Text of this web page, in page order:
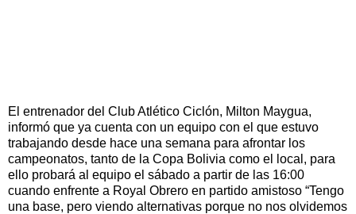
El entrenador del Club Atlético Ciclón, Milton Maygua,
informó que ya cuenta con un equipo con el que estuvo
trabajando desde hace una semana para afrontar los
campeonatos, tanto de la Copa Bolivia como el local, para
ello probará al equipo el sábado a partir de las 16:00
cuando enfrente a Royal Obrero en partido amistoso “Tengo
una base, pero viendo alternativas porque no nos olvidemos